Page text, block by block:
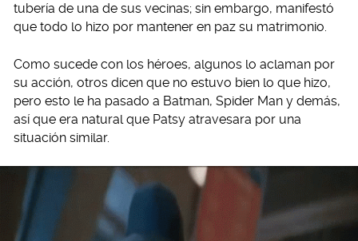
tubería de una de sus vecinas; sin embargo, manifestó
que todo lo hizo por mantener en paz su matrimonio.
Como sucede con los héroes, algunos lo aclaman por
su acción, otros dicen que no estuvo bien lo que hizo,
pero esto le ha pasado a Batman, Spider Man y demás,
así que era natural que Patsy atravesara por una
situación similar.